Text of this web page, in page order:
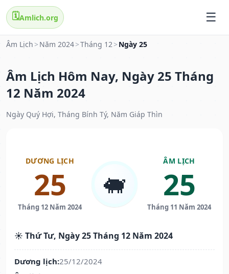
🗓️Amlich.org
Âm Lịch > Năm 2024>Tháng 12> Ngày 25
Âm Lịch Hôm Nay, Ngày 25 Tháng
12 Năm 2024
Ngày Quý Hợi, Tháng Bính Tý, Năm Giáp Thìn
DƯƠNG LỊCH
25
Tháng 12 Năm 2024
🐖
ÂM LỊCH
25
Tháng 11 Năm 2024
☀️ Thứ Tư, Ngày 25 Tháng 12 Năm 2024
Dương lịch:25/12/2024